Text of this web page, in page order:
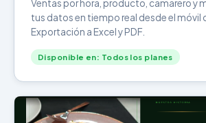
Ventas por hora, producto, camarero y
tus datos en tiempo real desde el móvil
Exportación a Excel y PDF.
Disponible en: Todos los planes